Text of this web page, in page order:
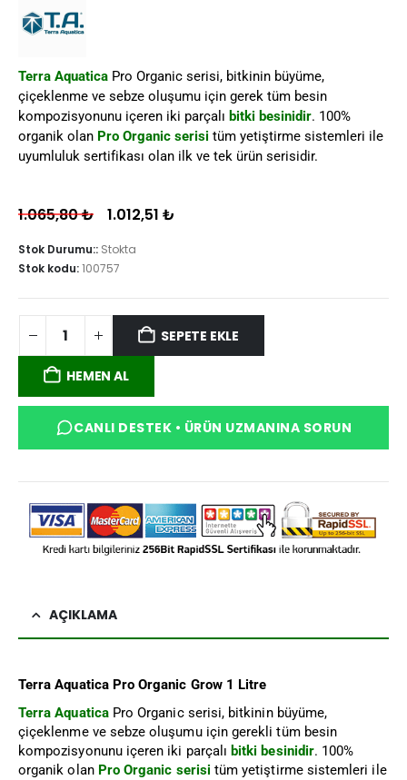
Terra Aquatica Pro Organic serisi, bitkinin büyüme,
çiçeklenme ve sebze oluşumu için gerek tüm besin
kompozisyonunu içeren iki parçalı bitki besinidir. 100%
organik olan Pro Organic serisi tüm yetiştirme sistemleri ile
uyumluluk sertifikası olan ilk ve tek ürün serisidir.
1.065,80₺ 1.012,51₺
Stok Durumu:: Stokta
Stok kodu:100757
SEPETE EKLE
HEMEN AL
CANLI DESTEK • ÜRÜN UZMANINA SORUN
AÇIKLAMA
Terra Aquatica Pro Organic Grow 1 Litre
Terra Aquatica Pro Organic serisi, bitkinin büyüme,
çiçeklenme ve sebze oluşumu için gerekli tüm besin
kompozisyonunu içeren iki parçalı bitki besinidir. 100%
organik olan Pro Organic serisi tüm yetiştirme sistemleri ile